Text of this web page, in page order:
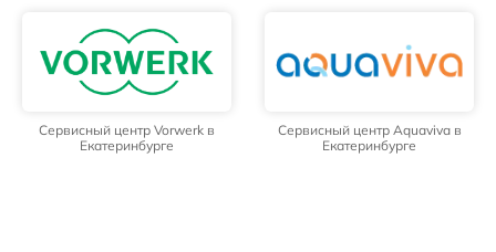
Сервисный центр Vorwerk в
Екатеринбурге
Сервисный центр Aquaviva в
Екатеринбурге